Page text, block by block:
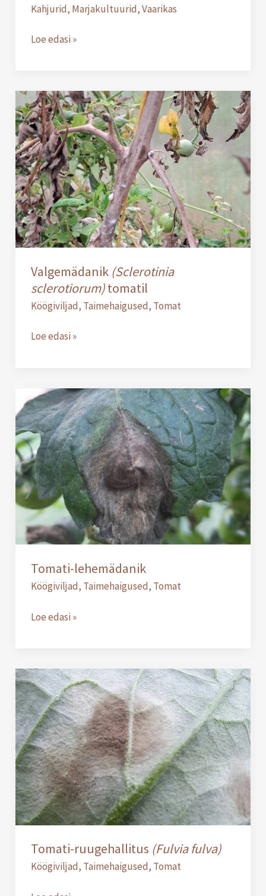
Kahjurid, Marjakultuurid,Vaarikas
Loe edasi »
Valgemädanik (Sclerotinia
sclerotiorum)tomatil
Köögiviljad, Taimehaigused, Tomat
Valgemädanik
(Sclerotinia
sclerotiorum)
tomatil
Loe edasi »
Tomati-lehemädanik
Köögiviljad, Taimehaigused, Tomat
Tomati-
lehemädanik
Loe edasi »
Tomati-ruugehallitus (Fulvia fulva)
Köögiviljad, Taimehaigused, Tomat
Tomati-
ruugehallitus
(Fulvia
fulva)